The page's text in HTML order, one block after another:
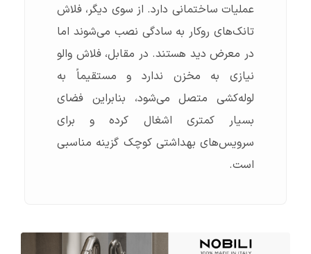
عملیات ساختمانی دارد. از سوی دیگر، فلاش
تانک‌های روکار به سادگی نصب می‌شوند اما
در معرض دید هستند. در مقابل، فلاش والو
نیازی به مخزن ندارد و مستقیماً به
لوله‌کشی متصل می‌شود، بنابراین فضای
بسیار کمتری اشغال کرده و برای
سرویس‌های بهداشتی کوچک گزینه مناسبی
است.